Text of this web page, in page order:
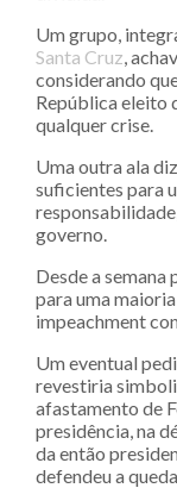
Um grupo,
Santa Cruz,
considerando
República eleito
qualquer crise.
Uma outra ala
suficientes para
governo.
Desde a semana
para uma
impeachment
Um eventual
revestiria
afastamento de
presidência, na
da então
defendeu a